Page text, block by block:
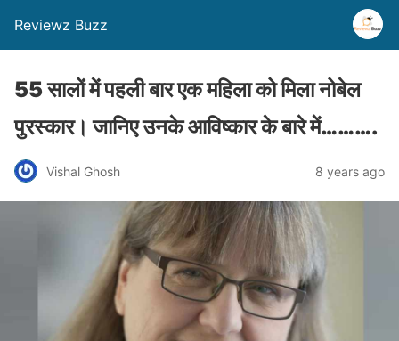
Reviewz Buzz
55 सालों में पहली बार एक महिला को मिला नोबेल
पुरस्कार। जानिए उनके आविष्कार के बारे में……….
Vishal Ghosh 8 years ago